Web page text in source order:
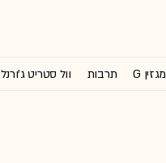
מגזין G תרבות וול סטריט ג'ורנל